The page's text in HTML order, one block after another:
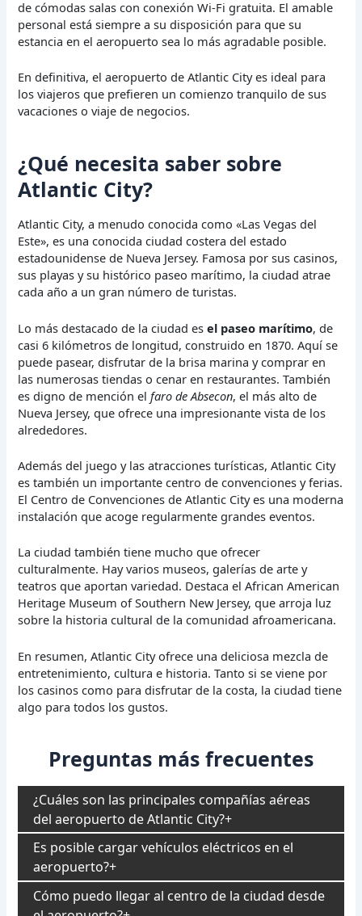
de cómodas salas con conexión Wi-Fi gratuita. El amable
personal está siempre a su disposición para que su
estancia en el aeropuerto sea lo más agradable posible.
En definitiva, el aeropuerto de Atlantic City es ideal para
los viajeros que prefieren un comienzo tranquilo de sus
vacaciones o viaje de negocios.
¿Qué necesita saber sobre
Atlantic City?
Atlantic City, a menudo conocida como «Las Vegas del
Este», es una conocida ciudad costera del estado
estadounidense de Nueva Jersey. Famosa por sus casinos,
sus playas y su histórico paseo marítimo, la ciudad atrae
cada año a un gran número de turistas.
Lo más destacado de la ciudad esel paseo marítimo, de
casi 6 kilómetros de longitud, construido en 1870. Aquí se
puede pasear, disfrutar de la brisa marina y comprar en
las numerosas tiendas o cenar en restaurantes. También
es digno de mención elfaro de Absecon, el más alto de
Nueva Jersey, que ofrece una impresionante vista de los
alrededores.
Además del juego y las atracciones turísticas, Atlantic City
es también un importante centro de convenciones y ferias.
El Centro de Convenciones de Atlantic City es una moderna
instalación que acoge regularmente grandes eventos.
La ciudad también tiene mucho que ofrecer
culturalmente. Hay varios museos, galerías de arte y
teatros que aportan variedad. Destaca el African American
Heritage Museum of Southern New Jersey, que arroja luz
sobre la historia cultural de la comunidad afroamericana.
En resumen, Atlantic City ofrece una deliciosa mezcla de
entretenimiento, cultura e historia. Tanto si se viene por
los casinos como para disfrutar de la costa, la ciudad tiene
algo para todos los gustos.
Preguntas más frecuentes
¿Cuáles son las principales compañías aéreas
del aeropuerto de Atlantic City?
Es posible cargar vehículos eléctricos en el
aeropuerto?
Cómo puedo llegar al centro de la ciudad desde